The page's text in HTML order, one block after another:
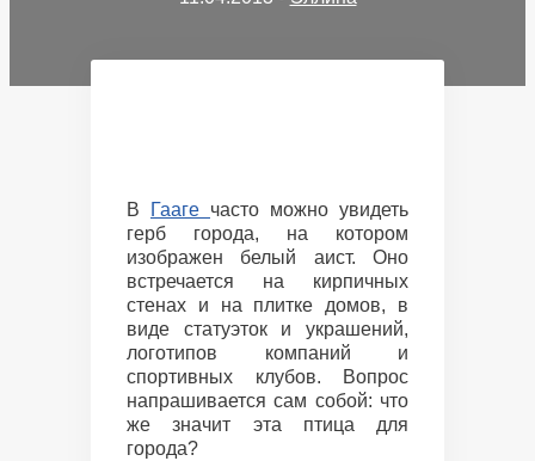
В Гааге часто можно увидеть
герб города, на котором
изображен белый аист. Оно
встречается на кирпичных
стенах и на плитке домов, в
виде статуэток и украшений,
логотипов компаний и
спортивных клубов. Вопрос
напрашивается сам собой: что
же значит эта птица для
города?